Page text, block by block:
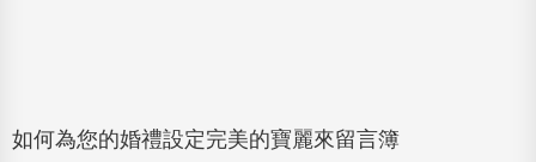
如何為您的婚禮設定完美的寶麗來留言簿